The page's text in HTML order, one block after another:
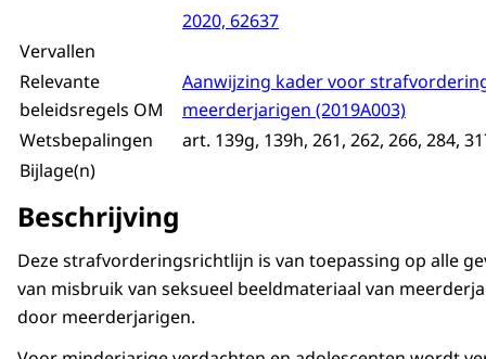
2020, 62637
Vervallen
Relevante
beleidsregels OM
Aanwijzing kader voor
meerderjarigen (2019A003)
Wetsbepalingen
art. 139g, 139h, 261, 262, 266, 284,
Bijlage(n)
Beschrijving
Deze strafvorderingsrichtlijn is van toepassing op alle
van misbruik van seksueel beeldmateriaal van
door meerderjarigen.